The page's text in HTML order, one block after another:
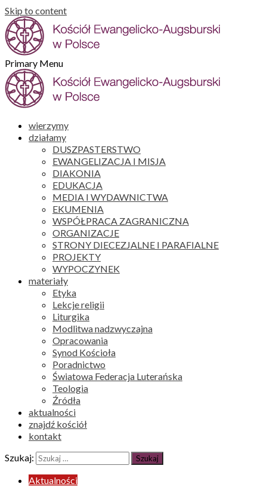
Skip to content
Primary Menu
wierzymy
działamy
DUSZPASTERSTWO
EWANGELIZACJA I MISJA
DIAKONIA
EDUKACJA
MEDIA I WYDAWNICTWA
EKUMENIA
WSPÓŁPRACA ZAGRANICZNA
ORGANIZACJE
STRONY DIECEZJALNE I PARAFIALNE
PROJEKTY
WYPOCZYNEK
materiały
Etyka
Lekcje religii
Liturgika
Modlitwa nadzwyczajna
Opracowania
Synod Kościoła
Poradnictwo
Światowa Federacja Luterańska
Teologia
Źródła
aktualności
znajdź kościół
kontakt
Szukaj:
Aktualności